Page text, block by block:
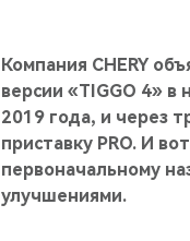
Компания CHERY
версии «TIGGO 4»
2019 года, и через
приставку PRO. И
первоначальному
улучшениями.